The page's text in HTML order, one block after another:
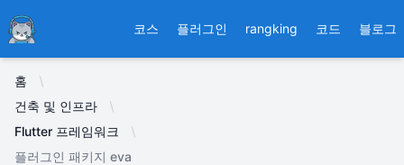
Ducafecat 코스 플러그인 rangking 코드 블로그
홈
건축 및 인프라
Flutter 프레임워크
플러그인 패키지 eva